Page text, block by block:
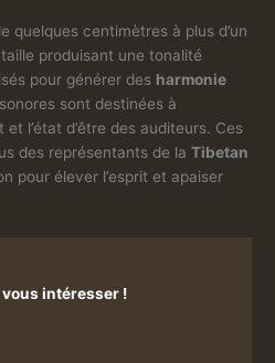
quelques centimètres à plus d’un
produisant une tonalité
pour générer des harmonie
sont destinées à
l’état d’être des auditeurs. Ces
des représentants de laTibetan
pour élever l’esprit et apaiser
vous intéresser !